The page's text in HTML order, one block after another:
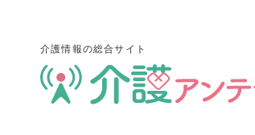
介護情報の総合サイト